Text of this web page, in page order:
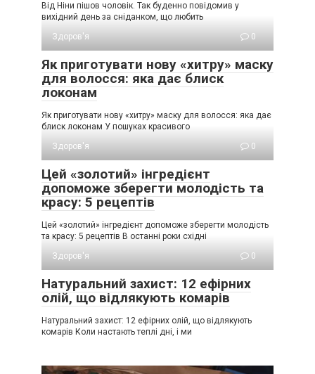
Від Ніни пішов чоловік. Так буденно повідомив у
вихідний день за сніданком, що любить
Здоров'я
0
Як приготувати нову «хитру» маску
для волосся: яка дає блиск
локонам
Як приготувати нову «хитру» маску для волосся: яка дає
блиск локонам У пошуках красивого
Здоров'я
0
Цей «золотий» інгредієнт
допоможе зберегти молодість та
красу: 5 рецептів
Цей «золотий» інгредієнт допоможе зберегти молодість
та красу: 5 рецептів В останні роки східні
Здоров'я
0
Натуральний захист: 12 ефірних
олій, що відлякують комарів
Натуральний захист: 12 ефірних олій, що відлякують
комарів Коли настають теплі дні, і ми